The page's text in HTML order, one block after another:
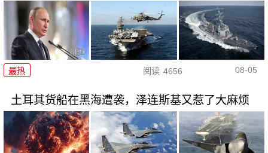
最热 阅读 4656 08-05
土耳其货船在黑海遭袭，泽连斯基又惹了大麻烦